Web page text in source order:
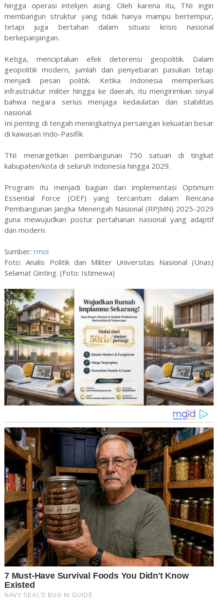
hingga operasi intelijen asing. Oleh karena itu, TNI ingin
membangun struktur yang tidak hanya mampu bertempur,
tetapi juga bertahan dalam situasi krisis nasional
berkepanjangan.
Ketiga, menciptakan efek deterensi geopolitik. Dalam
geopolitik modern, jumlah dan penyebaran pasukan tetap
menjadi pesan politik. Ketika Indonesia memperluas
infrastruktur militer hingga ke daerah, itu mengirimkan sinyal
bahwa negara serius menjaga kedaulatan dan stabilitas
nasional.
Ini penting di tengah meningkatnya persaingan kekuatan besar
di kawasan Indo-Pasifik.
TNI menargetkan pembangunan 750 satuan di tingkat
kabupaten/kota di seluruh Indonesia hingga 2029.
Program itu menjadi bagian dari implementasi Optimum
Essential Force (OEF) yang tercantum dalam Rencana
Pembangunan Jangka Menengah Nasional (RPJMN) 2025-2029
guna mewujudkan postur pertahanan nasional yang adaptif
dan modern.
Sumber: rmol
Foto: Analis Politik dan Militer Universitas Nasional (Unas)
Selamat Ginting. (Foto: Istimewa)